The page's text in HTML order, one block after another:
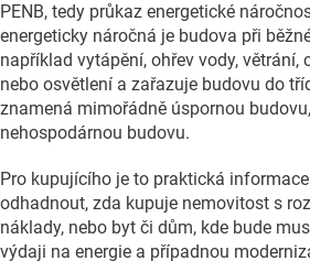
PENB, tedy průkaz energetické
energeticky náročná je budova při
například vytápění, ohřev vody, větrání,
nebo osvětlení a zařazuje budovu do
znamená mimořádně úspornou
nehospodárnou budovu.
Pro kupujícího je to praktická
odhadnout, zda kupuje nemovitost s
náklady, nebo byt či dům, kde bude
výdaji na energie a případnou